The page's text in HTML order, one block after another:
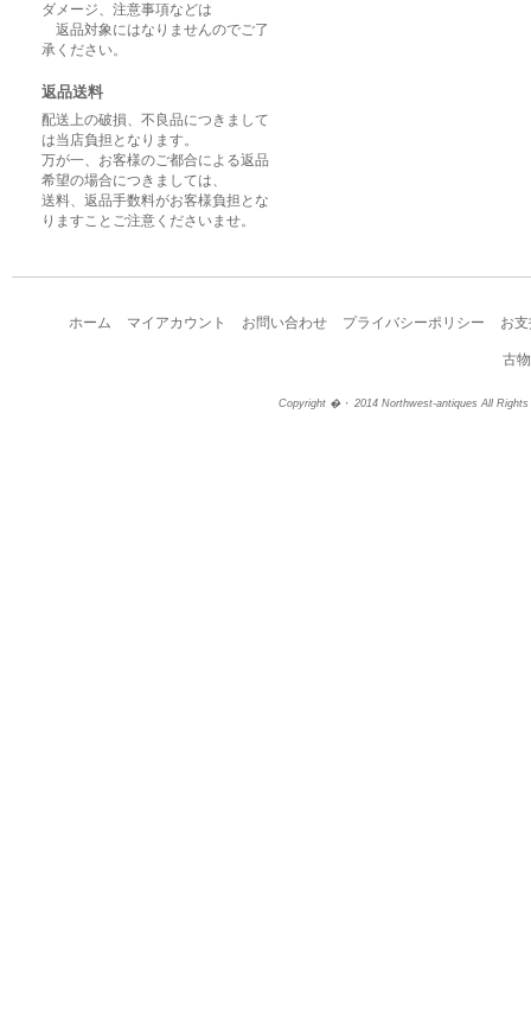
ダメージ、注意事項などは
返品対象にはなりませんのでご了
承ください。
返品送料
配送上の破損、不良品につきまして
は当店負担となります。
万が一、お客様のご都合による返品
希望の場合につきましては、
送料、返品手数料がお客様負担とな
りますことご注意くださいませ。
ホーム マイアカウント お問い合わせ プライバシーポリシー お
古
Copyright �・ 2014 Northwest-antiques All